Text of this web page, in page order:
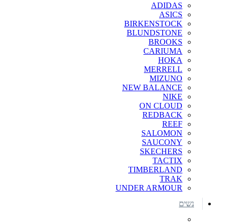
ADIDAS
ASICS
BIRKENSTOCK
BLUNDSTONE
BROOKS
CARIUMA
HOKA
MERRELL
MIZUNO
NEW BALANCE
NIKE
ON CLOUD
REDBACK
REEF
SALOMON
SAUCONY
SKECHERS
TACTIX
TIMBERLAND
TRAK
UNDER ARMOUR
נשים